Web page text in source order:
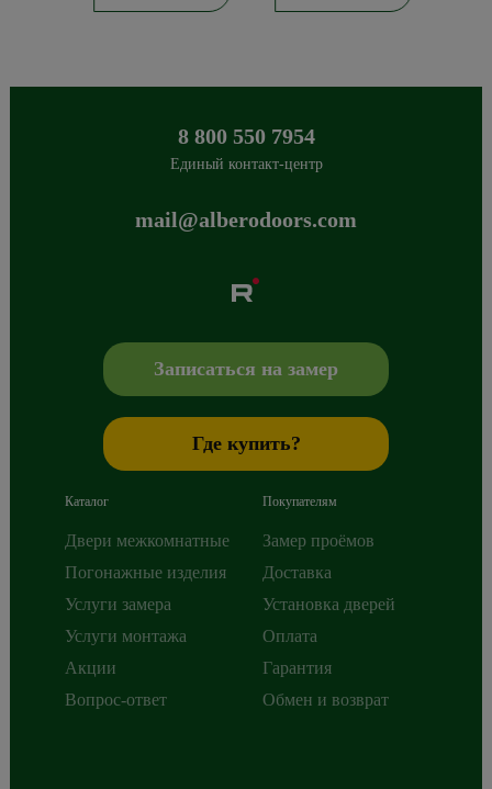
8 800 550 7954
Единый контакт-центр
mail@alberodoors.com
+7 800 765 43 42,mail@alberodoors.com
Записаться на замер
Где купить?
Каталог
Двери межкомнатные
Погонажные изделия
Услуги замера
Услуги монтажа
Акции
Вопрос-ответ
Покупателям
Замер проёмов
Доставка
Установка дверей
Оплата
Гарантия
Обмен и возврат